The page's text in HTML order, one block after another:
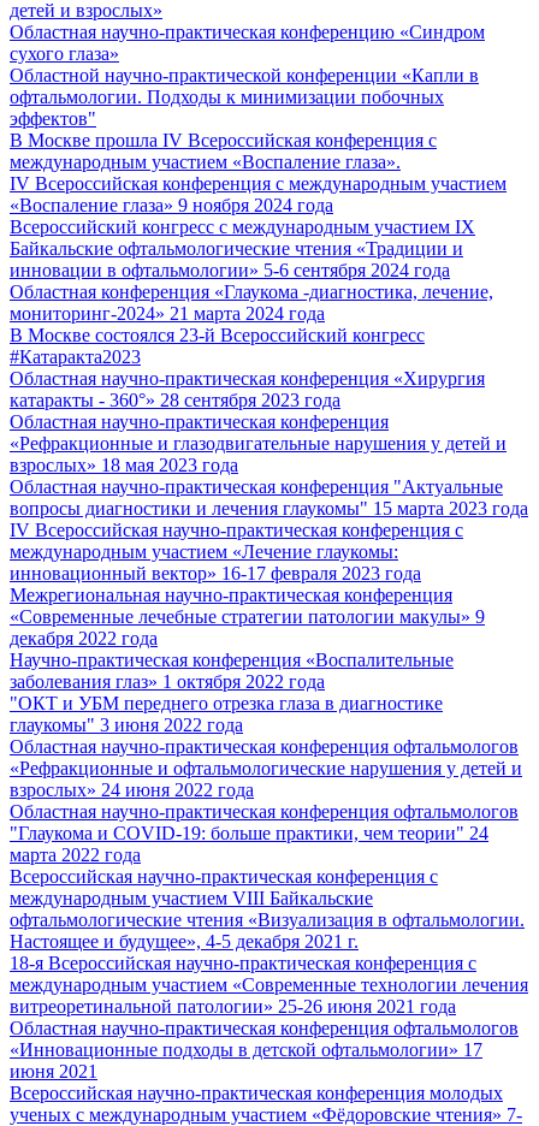
детей и взрослых»
Областная научно-практическая конференцию «Синдром
сухого глаза»
Областной научно-практической конференции «Капли в
офтальмологии. Подходы к минимизации побочных
эффектов"
В Москве прошла IV Всероссийская конференция с
международным участием «Воспаление глаза».
IV Всероссийская конференция с международным участием
«Воспаление глаза» 9 ноября 2024 года
Всероссийский конгресс с международным участием IX
Байкальские офтальмологические чтения «Традиции и
инновации в офтальмологии» 5-6 сентября 2024 года
Областная конференция «Глаукома -диагностика, лечение,
мониторинг-2024» 21 марта 2024 года
В Москве состоялся 23-й Всероссийский конгресс
#Катаракта2023
Областная научно-практическая конференция «Хирургия
катаракты - 360°» 28 сентября 2023 года
Областная научно-практическая конференция
«Рефракционные и глазодвигательные нарушения у детей и
взрослых» 18 мая 2023 года
Областная научно-практическая конференция "Актуальные
вопросы диагностики и лечения глаукомы" 15 марта 2023 года
IV Всероссийская научно-практическая конференция с
международным участием «Лечение глаукомы:
инновационный вектор» 16-17 февраля 2023 года
Межрегиональная научно-практическая конференция
«Современные лечебные стратегии патологии макулы» 9
декабря 2022 года
Научно-практическая конференция «Воспалительные
заболевания глаз» 1 октября 2022 года
"ОКТ и УБМ переднего отрезка глаза в диагностике
глаукомы" 3 июня 2022 года
Областная научно-практическая конференция офтальмологов
«Рефракционные и офтальмологические нарушения у детей и
взрослых» 24 июня 2022 года
Областная научно-практическая конференция офтальмологов
"Глаукома и COVID-19: больше практики, чем теории" 24
марта 2022 года
Всероссийская научно-практическая конференция с
международным участием VIII Байкальские
офтальмологические чтения «Визуализация в офтальмологии.
Настоящее и будущее», 4-5 декабря 2021 г.
18-я Всероссийская научно-практическая конференция с
международным участием «Современные технологии лечения
витреоретинальной патологии» 25-26 июня 2021 года
Областная научно-практическая конференция офтальмологов
«Инновационные подходы в детской офтальмологии» 17
июня 2021
Всероссийская научно-практическая конференция молодых
ученых с международным участием «Фёдоровские чтения» 7-